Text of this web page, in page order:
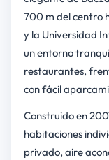
700 m del centro
y la Universidad
un entorno
restaurantes,
con fácil
Construido en
habitaciones
privado, aire